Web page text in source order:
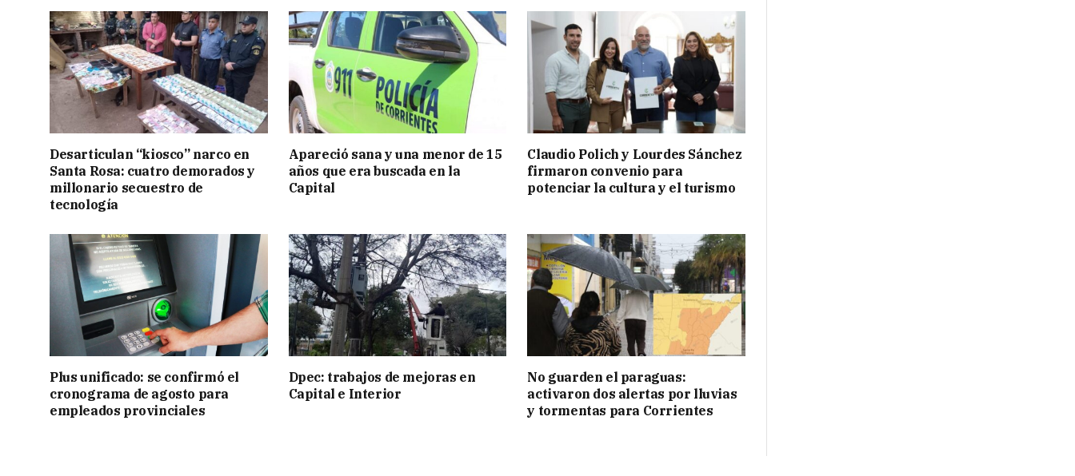
Desarticulan “kiosco” narco en
Santa Rosa: cuatro demorados y
millonario secuestro de
tecnología
Apareció sana y una menor de 15
años que era buscada en la
Capital
Claudio Polich y Lourdes Sánchez
firmaron convenio para
potenciar la cultura y el turismo
Plus unificado: se confirmó el
cronograma de agosto para
empleados provinciales
Dpec: trabajos de mejoras en
Capital e Interior
No guarden el paraguas:
activaron dos alertas por lluvias
y tormentas para Corrientes